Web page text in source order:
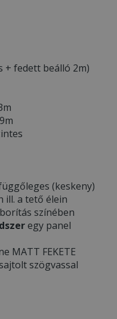
+ fedett beálló 2m)
(keskeny)
ill. a tető élein
színében
egy panel
MATT FEKETE
szögvassal